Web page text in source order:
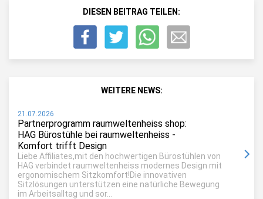
DIESEN BEITRAG TEILEN:
WEITERE NEWS:
21.07.2026
Partnerprogramm raumweltenheiss shop:
HAG Bürostühle bei raumweltenheiss -
Komfort trifft Design
Liebe Affiliates,mit den hochwertigen Bürostühlen von
HAG verbindet raumweltenheiss modernes Design mit
ergonomischem Sitzkomfort!Die innovativen
Sitzlösungen unterstützen eine natürliche Bewegung
im Arbeitsalltag und sor...